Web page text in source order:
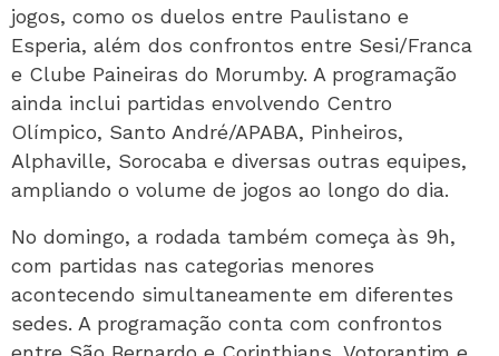
jogos, como os duelos entre Paulistano e
Esperia, além dos confrontos entre Sesi/Franca
e Clube Paineiras do Morumby. A programação
ainda inclui partidas envolvendo Centro
Olímpico, Santo André/APABA, Pinheiros,
Alphaville, Sorocaba e diversas outras equipes,
ampliando o volume de jogos ao longo do dia.
No domingo, a rodada também começa às 9h,
com partidas nas categorias menores
acontecendo simultaneamente em diferentes
sedes. A programação conta com confrontos